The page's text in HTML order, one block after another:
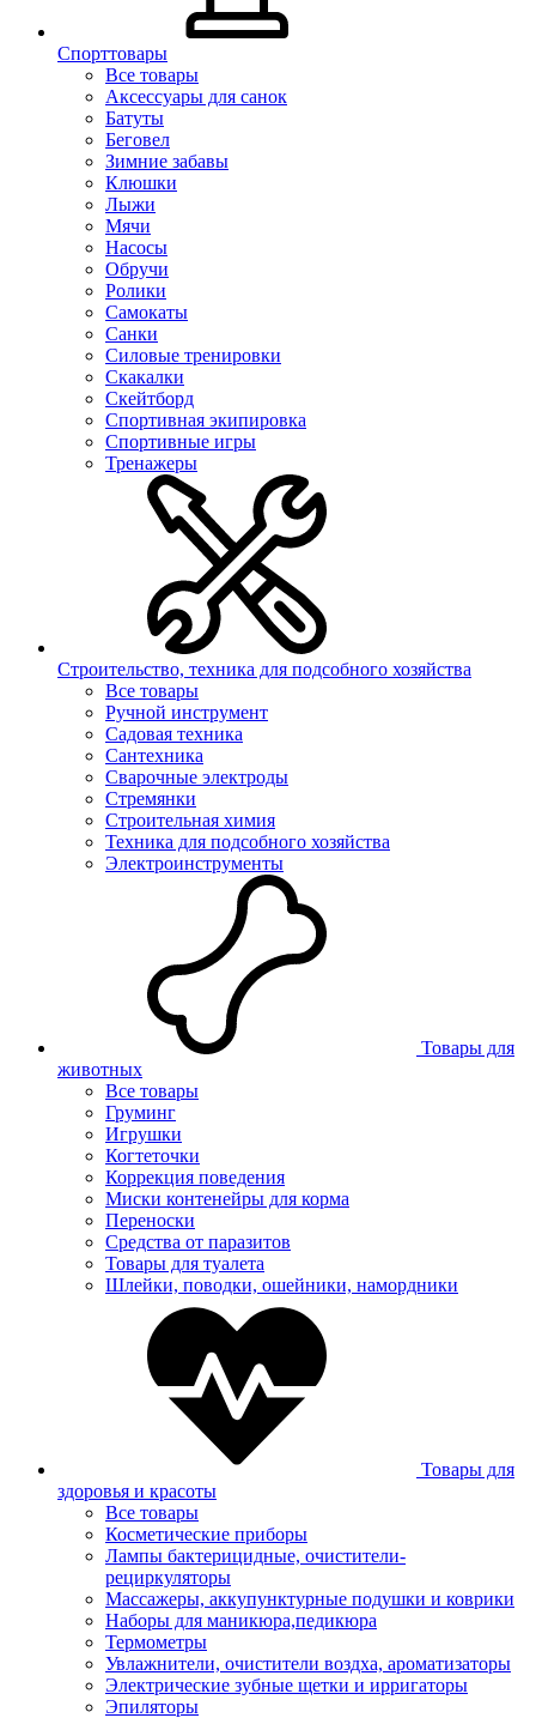
Спорттовары
Все товары
Аксессуары для санок
Батуты
Беговел
Зимние забавы
Клюшки
Лыжи
Мячи
Насосы
Обручи
Ролики
Самокаты
Санки
Силовые тренировки
Скакалки
Скейтборд
Спортивная экипировка
Спортивные игры
Тренажеры
Строительство, техника для подсобного хозяйства
Все товары
Ручной инструмент
Садовая техника
Сантехника
Сварочные электроды
Стремянки
Строительная химия
Техника для подсобного хозяйства
Электроинструменты
Товары для
животных
Все товары
Груминг
Игрушки
Когтеточки
Коррекция поведения
Миски контенейры для корма
Переноски
Средства от паразитов
Товары для туалета
Шлейки, поводки, ошейники, намордники
Товары для
здоровья и красоты
Все товары
Косметические приборы
Лампы бактерицидные, очистители-
рециркуляторы
Массажеры, аккупунктурные подушки и коврики
Наборы для маникюра,педикюра
Термометры
Увлажнители, очистители воздха, ароматизаторы
Электрические зубные щетки и ирригаторы
Эпиляторы